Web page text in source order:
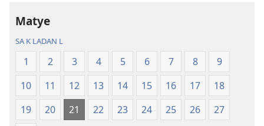
Tradiksyon
monn
nouvo
a
Matye
SA K LADAN L
1 2 3 4 5 6 7 8
9
10
11 12 13 14 15 16 17
18
19
20 21 22 23 24 25 26
27